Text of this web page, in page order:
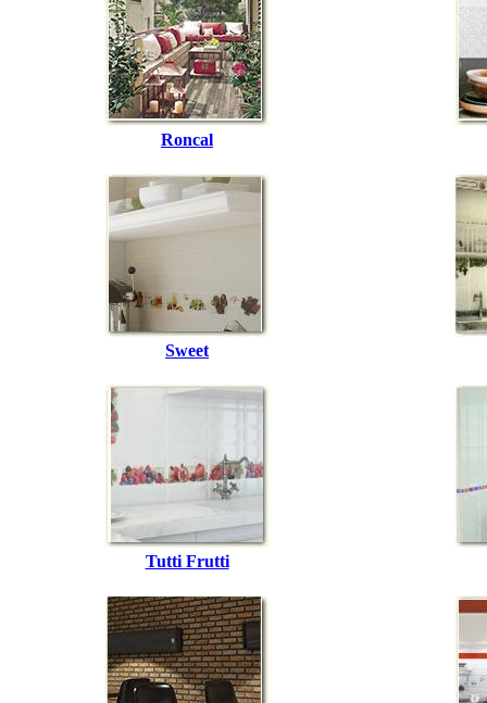
Roncal
Sweet
Tutti Frutti